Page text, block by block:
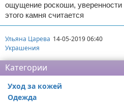
ощущение роскоши,
этого камня считается
Ульяна Царева 14-05-2019 06:40
Украшения
Категории
Уход за кожей
Одежда